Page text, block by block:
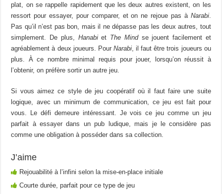
plat, on se rappelle rapidement que les deux autres existent, on les
ressort pour essayer, pour comparer, et on ne rejoue pas à Narabi.
Pas qu’il n’est pas bon, mais il ne dépasse pas les deux autres, tout
simplement. De plus, Hanabiet The Mindse jouent facilement et
agréablement à deux joueurs. Pour Narabi, il faut être trois joueurs ou
plus. À ce nombre minimal requis pour jouer, lorsqu’on réussit à
l’obtenir, on préfère sortir un autre jeu.
Si vous aimez ce style de jeu coopératif où il faut faire une suite
logique, avec un minimum de communication, ce jeu est fait pour
vous. Le défi demeure intéressant. Je vois ce jeu comme un jeu
parfait à essayer dans un pub ludique, mais je le considère pas
comme une obligation à posséder dans sa collection.
J’aime
Rejouabilité à l’infini selon la mise-en-place initiale
Courte durée, parfait pour ce type de jeu